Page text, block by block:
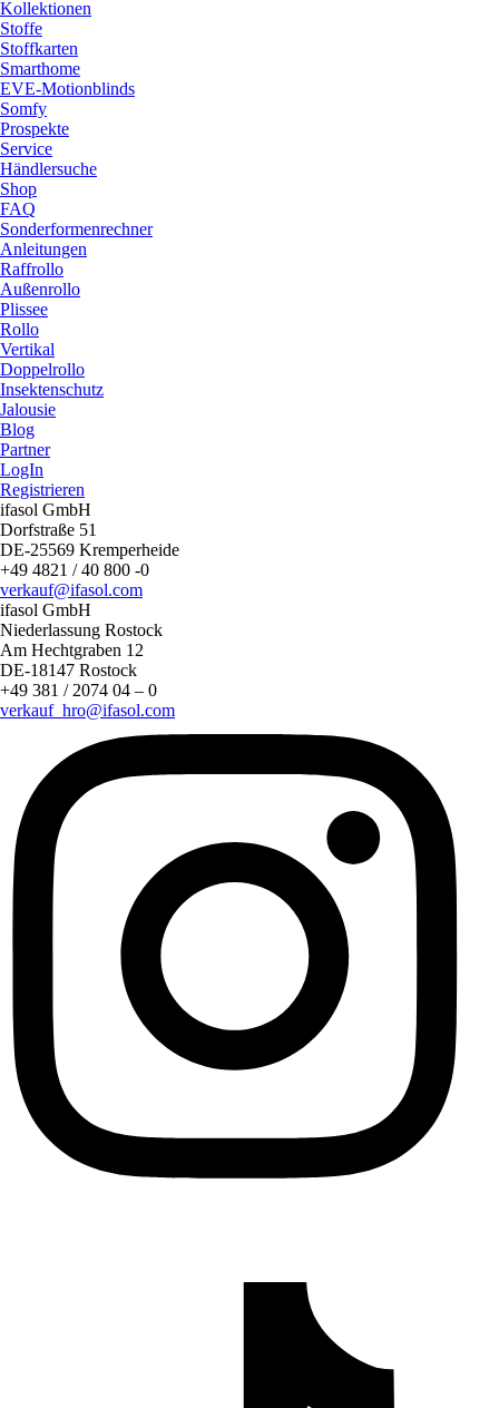
Kollektionen
Stoffe
Stoffkarten
Smarthome
EVE-Motionblinds
Somfy
Prospekte
Service
Händlersuche
Shop
FAQ
Sonderformenrechner
Anleitungen
Raffrollo
Außenrollo
Plissee
Rollo
Vertikal
Doppelrollo
Insektenschutz
Jalousie
Blog
Partner
LogIn
Registrieren
ifasol GmbH
Dorfstraße 51
DE-25569 Kremperheide
+49 4821 / 40 800 -0
verkauf@ifasol.com
ifasol GmbH
Niederlassung Rostock
Am Hechtgraben 12
DE-18147 Rostock
+49 381 / 2074 04 – 0
verkauf_hro@ifasol.com